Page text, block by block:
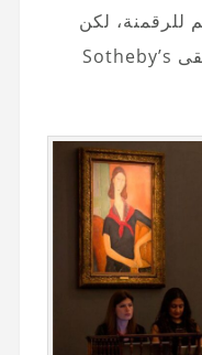
للرقمنة، لكن
بدون سحر قاعة المزاد، لن تبقى Sotheby’s